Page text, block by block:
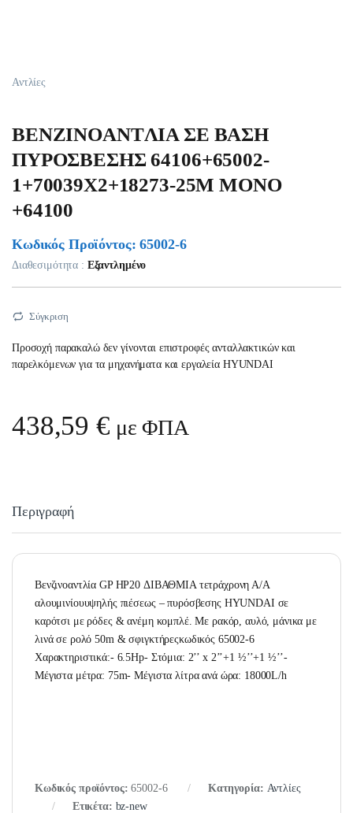
Αντλίες
BENZINOANTΛΙΑ ΣΕ ΒΑΣΗ
ΠΥΡΟΣΒΕΣΗΣ 64106+65002-
1+70039Χ2+18273-25Μ ΜΟΝΟ
+64100
Κωδικός Προϊόντος: 65002-6
Διαθεσιμότητα : Εξαντλημένο
Σύγκριση
Προσοχή παρακαλώ δεν γίνονται επιστροφές ανταλλακτικών και
παρελκόμενων για τα μηχανήματα και εργαλεία HYUNDAI
438,59€ με ΦΠΑ
Περιγραφή
Βενζινοαντλία GP HP20 ΔΙΒΑΘΜΙΑ τετράχρονη Α/Α
αλουμινίουυψηλής πιέσεως – πυρόσβεσης HYUNDAI σε
καρότσι με ρόδες & ανέμη κομπλέ. Με ρακόρ, αυλό, μάνικα με
λινά σε ρολό 50m & σφιγκτήρεςκωδικός 65002-6
Χαρακτηριστικά:- 6.5Hp- Στόμια: 2’’ x 2’’+1 ½’’+1 ½’’-
Μέγιστα μέτρα: 75m- Μέγιστα λίτρα ανά ώρα: 18000L/h
Κωδικός προϊόντος:65002-6 Κατηγορία: Αντλίες
Ετικέτα: bz-new